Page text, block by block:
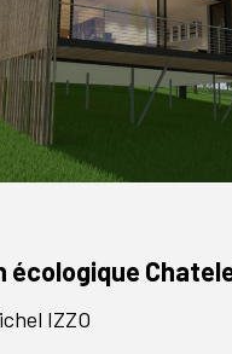
écologique
IZZO